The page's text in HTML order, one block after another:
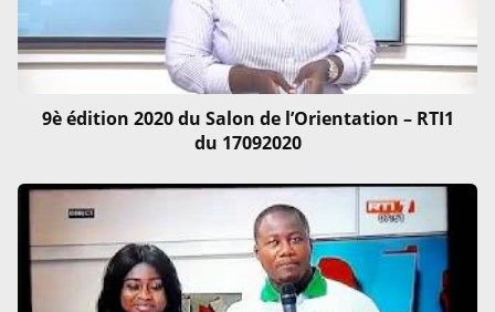
9è édition 2020 du Salon de l’Orientation – RTI1
du 17092020